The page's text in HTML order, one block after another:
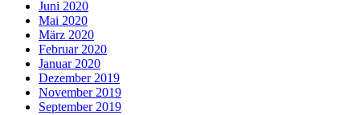
Juni 2020
Mai 2020
März 2020
Februar 2020
Januar 2020
Dezember 2019
November 2019
September 2019